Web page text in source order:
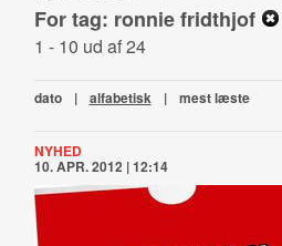
For tag: ronnie fridthjof
1 - 10 ud af 24
dato | alfabetisk | mest læste
NYHED
10. APR. 2012 | 12:14